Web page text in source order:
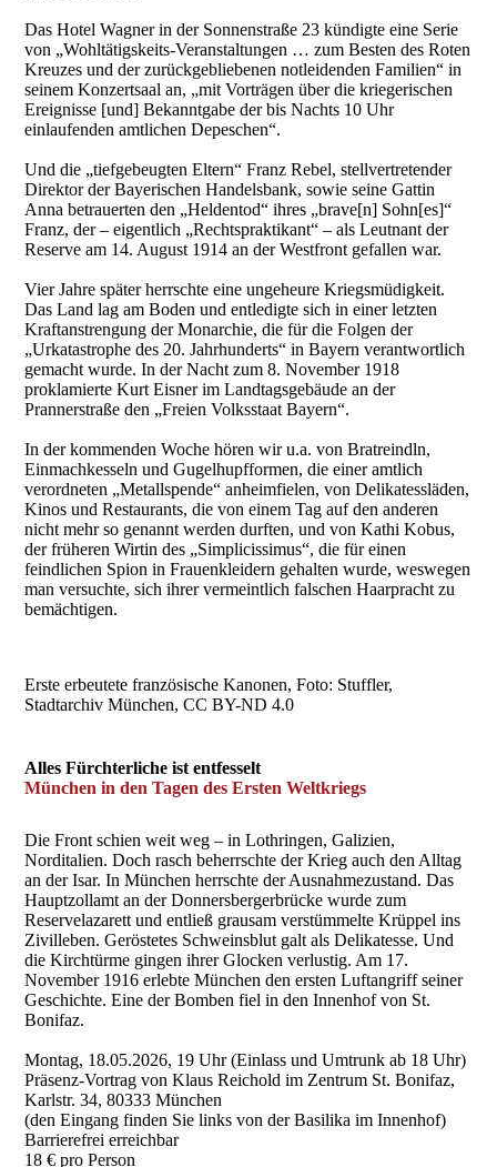
Das Hotel Wagner in der Sonnenstraße 23 kündigte eine Serie
von „Wohltätigskeits-Veranstaltungen … zum Besten des Roten
Kreuzes und der zurückgebliebenen notleidenden Familien“ in
seinem Konzertsaal an, „mit Vorträgen über die kriegerischen
Ereignisse [und] Bekanntgabe der bis Nachts 10 Uhr
einlaufenden amtlichen Depeschen“.
Und die „tiefgebeugten Eltern“ Franz Rebel, stellvertretender
Direktor der Bayerischen Handelsbank, sowie seine Gattin
Anna betrauerten den „Heldentod“ ihres „brave[n] Sohn[es]“
Franz, der – eigentlich „Rechtspraktikant“ – als Leutnant der
Reserve am 14. August 1914 an der Westfront gefallen war.
Vier Jahre später herrschte eine ungeheure Kriegsmüdigkeit.
Das Land lag am Boden und entledigte sich in einer letzten
Kraftanstrengung der Monarchie, die für die Folgen der
„Urkatastrophe des 20. Jahrhunderts“ in Bayern verantwortlich
gemacht wurde. In der Nacht zum 8. November 1918
proklamierte Kurt Eisner im Landtagsgebäude an der
Prannerstraße den „Freien Volksstaat Bayern“.
In der kommenden Woche hören wir u.a. von Bratreindln,
Einmachkesseln und Gugelhupfformen, die einer amtlich
verordneten „Metallspende“ anheimfielen, von Delikatessläden,
Kinos und Restaurants, die von einem Tag auf den anderen
nicht mehr so genannt werden durften, und von Kathi Kobus,
der früheren Wirtin des „Simplicissimus“, die für einen
feindlichen Spion in Frauenkleidern gehalten wurde, weswegen
man versuchte, sich ihrer vermeintlich falschen Haarpracht zu
bemächtigen.
Erste erbeutete französische Kanonen, Foto: Stuffler,
Stadtarchiv München, CC BY-ND 4.0
Alles Fürchterliche ist entfesselt
München in den Tagen des Ersten Weltkriegs
Die Front schien weit weg – in Lothringen, Galizien,
Norditalien. Doch rasch beherrschte der Krieg auch den Alltag
an der Isar. In München herrschte der Ausnahmezustand. Das
Hauptzollamt an der Donnersbergerbrücke wurde zum
Reservelazarett und entließ grausam verstümmelte Krüppel ins
Zivilleben. Geröstetes Schweinsblut galt als Delikatesse. Und
die Kirchtürme gingen ihrer Glocken verlustig. Am 17.
November 1916 erlebte München den ersten Luftangriff seiner
Geschichte. Eine der Bomben fiel in den Innenhof von St.
Bonifaz.
Montag, 18.05.2026, 19 Uhr (Einlass und Umtrunk ab 18 Uhr)
Präsenz-Vortrag von Klaus Reichold im Zentrum St. Bonifaz,
Karlstr. 34, 80333 München
(den Eingang finden Sie links von der Basilika im Innenhof)
Barrierefrei erreichbar
18 € pro Person